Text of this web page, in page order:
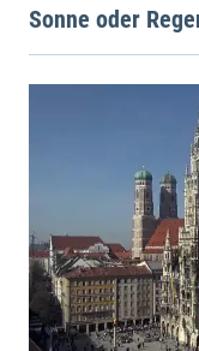
Sonne oder